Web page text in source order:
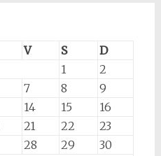
V S
D
1
2
7 8
9
14 15
16
21 22
23
28 29
30